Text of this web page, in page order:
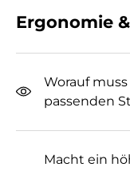
Ergonomie
Worauf
passenden
Macht ein